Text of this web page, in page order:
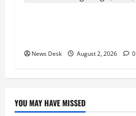
News Desk August 2, 2026 0
YOU MAY HAVE MISSED